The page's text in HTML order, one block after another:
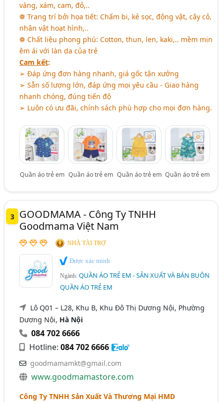
vàng, xám, cam, đỏ,..
❁ Trang trí bởi họa tiết: Chấm bi, kẻ sọc, động vật, cây cỏ,
nhân vật hoạt hình,..
❁ Chất liệu phong phú: Cotton, thun, len, kaki,.. mềm mịn
êm ái với làn da của trẻ
Cam kết:
➢ Đáp ứng đơn hàng nhanh, giá gốc tận xưởng
➢ Sẵn số lượng lớn, đáp ứng mọi yêu cầu - Giao hàng
nhanh chóng, đúng tiến độ
➢ Luôn có ưu đãi, chính sách phù hợp cho mọi đơn hàng.
Quần áo trẻ em Quần áo trẻ em Quần áo trẻ em Quần áo trẻ em
3
GOODMAMA - Công Ty TNHH
Goodmama Việt Nam
NHÀ TÀI TRỢ
Được xác minh
Ngành:QUẦN ÁO TRẺ EM - SẢN XUẤT VÀ BÁN BUÔN
QUẦN ÁO TRẺ EM
Lô Q01 – L28, Khu B, Khu Đô Thị Dương Nội, Phường
Dương Nội, Hà Nội
084 702 6666
Hotline:084 702 6666
goodmamamkt@gmail.com
www.goodmamastore.com
Công Ty TNHH Sản Xuất Và Thương Mại HMD